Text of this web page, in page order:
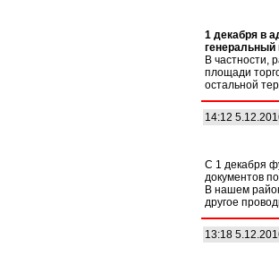
1 декабря в
генеральный
В частности,
площади
остальной
14:12
С 1 декабря
документов
В нашем
другое
13:18